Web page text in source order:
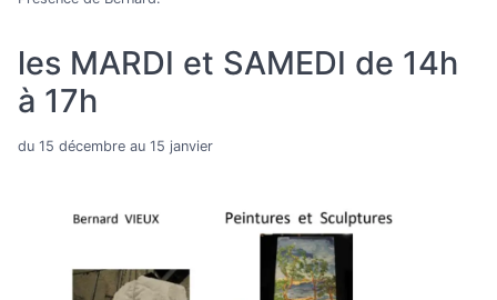
les MARDI et SAMEDI de 14h
à 17h
du 15 décembre au 15 janvier